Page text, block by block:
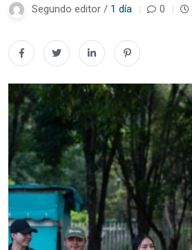
Segundo editor / 1 día 0